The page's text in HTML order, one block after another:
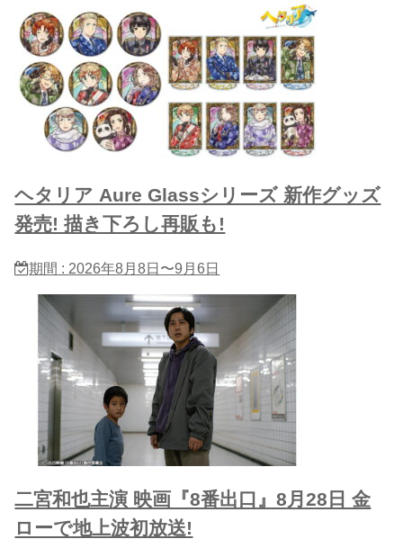
ヘタリア Aure Glassシリーズ 新作グッズ
発売! 描き下ろし再販も!
期間 : 2026年8月8日〜9月6日
二宮和也主演 映画『8番出口』8月28日 金
ローで地上波初放送!